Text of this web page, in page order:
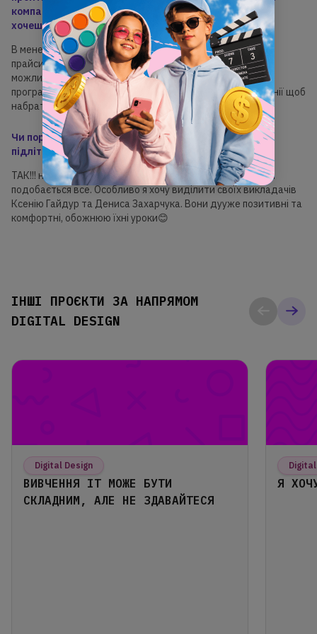
компанію мрії, де хочеш почати працювати, або куди
хочеш потрапити на стажування.
В мене був комерційний досвід в ІТ. Я робила візитівки,
прайси, для бренду. Я хочу далі працювати у ІТ сфері, і
можливо сробувати себе не тільки у дизайні, а й у
програмуванні. Я б хотіла пройти стажування в ІТ компанії щоб
набратися досвіду.
Чи порадила б ти нашу академію іншим дітям та
підліткам?
ТАК!!! навчання проходить весело та інформаційно. Мені
подобається все. Особливо я хочу виділити своїх викладачів
Ксенію Гайдур та Дениса Захарчука. Вони дууже позитивні та
комфортні, обожнюю їхні уроки😊
ІНШІ ПРОЄКТИ ЗА НАПРЯМОМ
DIGITAL DESIGN
Digital Design
ВИВЧЕННЯ ІТ МОЖЕ БУТИ
СКЛАДНИМ, АЛЕ НЕ ЗДАВАЙТЕСЯ
Я